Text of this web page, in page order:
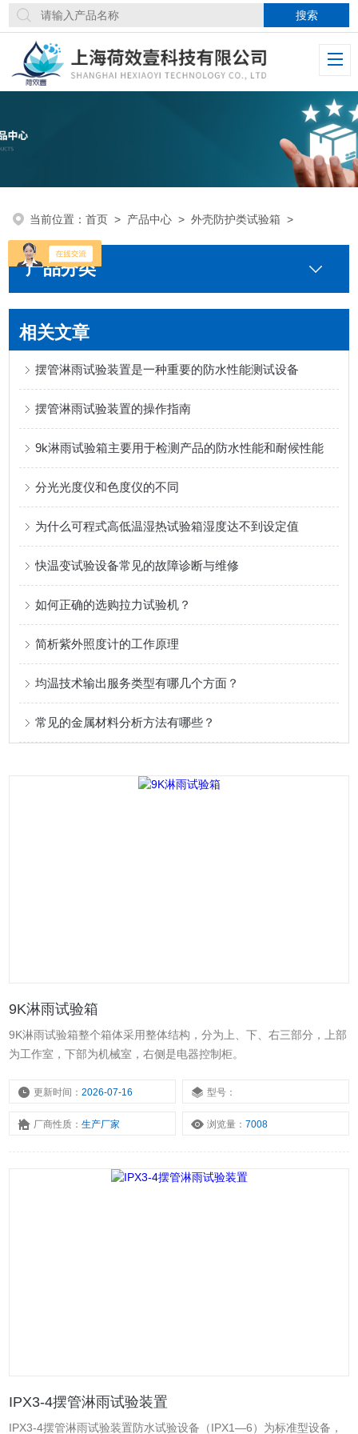
当前位置：首页 > 产品中心 >外壳防护类试验箱 >
产品分类
相关文章
摆管淋雨试验装置是一种重要的防水性能测试设备
摆管淋雨试验装置的操作指南
9k淋雨试验箱主要用于检测产品的防水性能和耐候性能
分光光度仪和色度仪的不同
为什么可程式高低温湿热试验箱湿度达不到设定值
快温变试验设备常见的故障诊断与维修
如何正确的选购拉力试验机？
简析紫外照度计的工作原理
均温技术输出服务类型有哪几个方面？
常见的金属材料分析方法有哪些？
9K淋雨试验箱
9K淋雨试验箱整个箱体采用整体结构，分为上、下、右三部分，上部
为工作室，下部为机械室，右侧是电器控制柜。
更新时间：2026-07-16 型号：
厂商性质：生产厂家 浏览量：7008
IPX3-4摆管淋雨试验装置
IPX3-4摆管淋雨试验装置防水试验设备（IPX1—6）为标准型设备，